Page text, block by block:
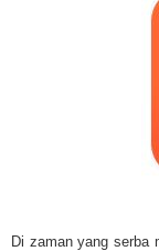
Di zaman yang serba